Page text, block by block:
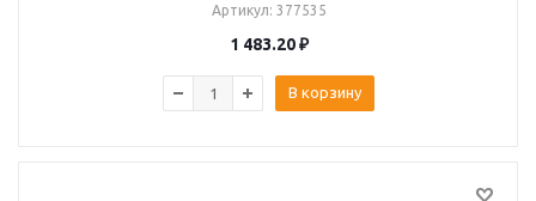
Артикул: 377535
1 483.20₽
В корзину